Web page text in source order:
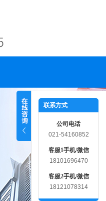
联系方式
公司电话
021-54160852
客服1手机/微信
18101696470
客服2手机/微信
18121078314